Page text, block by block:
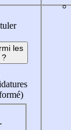
les
?